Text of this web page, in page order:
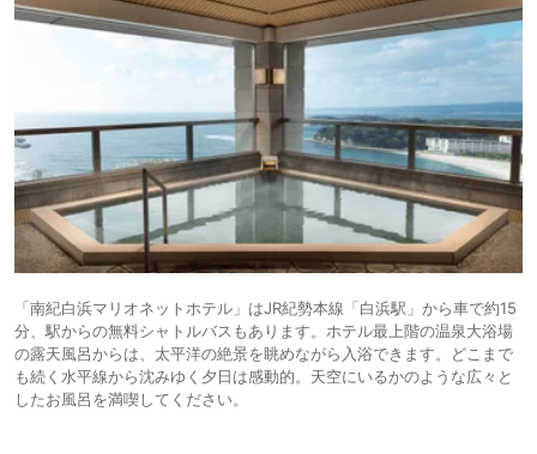
「南紀白浜マリオネットホテル」はJR紀勢本線「白浜駅」から車で約15
分、駅からの無料シャトルバスもあります。ホテル最上階の温泉大浴場
の露天風呂からは、太平洋の絶景を眺めながら入浴できます。どこまで
も続く水平線から沈みゆく夕日は感動的。天空にいるかのような広々と
したお風呂を満喫してください。